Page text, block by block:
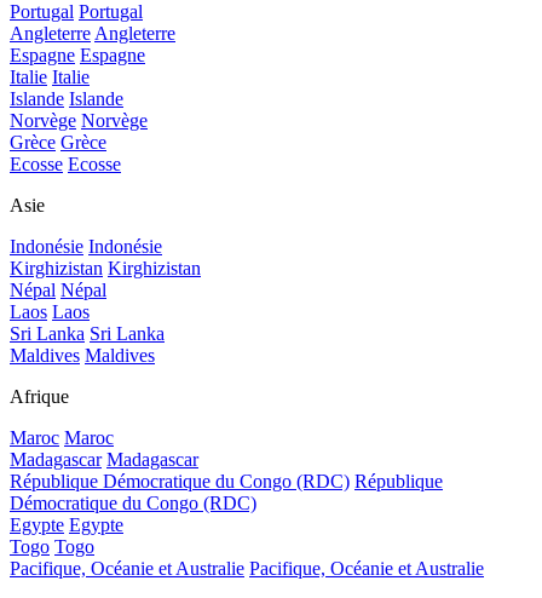
Portugal Portugal
AngleterreAngleterre
Espagne Espagne
Italie Italie
Islande Islande
Norvège Norvège
Grèce Grèce
Ecosse Ecosse
Asie
Indonésie Indonésie
Kirghizistan Kirghizistan
Népal Népal
Laos Laos
Sri Lanka Sri Lanka
Maldives Maldives
Afrique
Maroc Maroc
Madagascar Madagascar
République Démocratique du Congo (RDC) République
Démocratique du Congo (RDC)
Egypte Egypte
Togo Togo
Pacifique, Océanie et Australie Pacifique, Océanie et Australie